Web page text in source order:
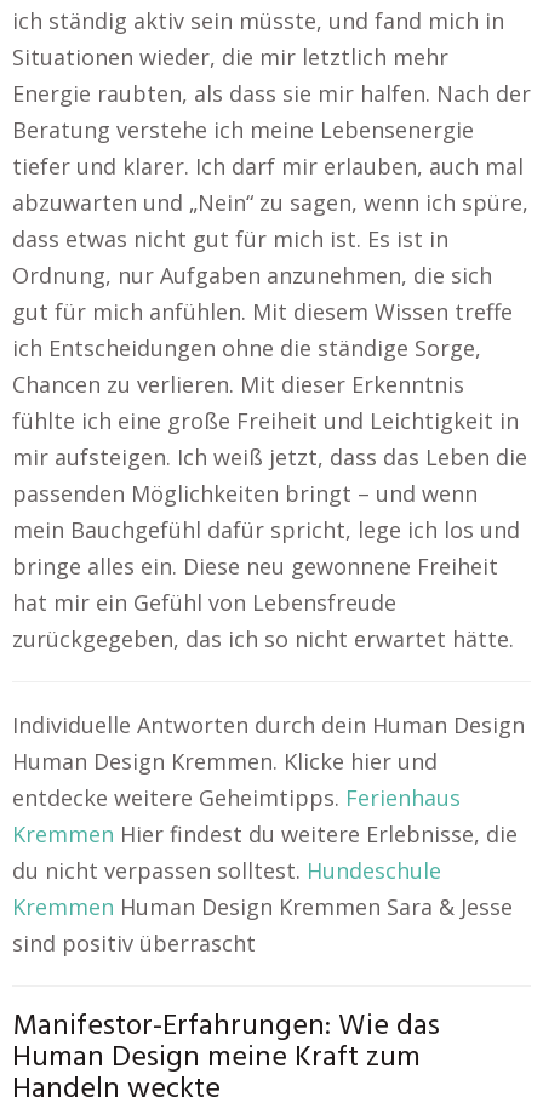
ich ständig aktiv sein müsste, und fand mich in
Situationen wieder, die mir letztlich mehr
Energie raubten, als dass sie mir halfen. Nach der
Beratung verstehe ich meine Lebensenergie
tiefer und klarer. Ich darf mir erlauben, auch mal
abzuwarten und „Nein“ zu sagen, wenn ich spüre,
dass etwas nicht gut für mich ist. Es ist in
Ordnung, nur Aufgaben anzunehmen, die sich
gut für mich anfühlen. Mit diesem Wissen treffe
ich Entscheidungen ohne die ständige Sorge,
Chancen zu verlieren. Mit dieser Erkenntnis
fühlte ich eine große Freiheit und Leichtigkeit in
mir aufsteigen. Ich weiß jetzt, dass das Leben die
passenden Möglichkeiten bringt – und wenn
mein Bauchgefühl dafür spricht, lege ich los und
bringe alles ein. Diese neu gewonnene Freiheit
hat mir ein Gefühl von Lebensfreude
zurückgegeben, das ich so nicht erwartet hätte.
Individuelle Antworten durch dein Human Design
Human Design Kremmen. Klicke hier und
entdecke weitere Geheimtipps. Ferienhaus
Kremmen Hier findest du weitere Erlebnisse, die
du nicht verpassen solltest. Hundeschule
Kremmen Human Design Kremmen Sara & Jesse
sind positiv überrascht
Manifestor-Erfahrungen: Wie das
Human Design meine Kraft zum
Handeln weckte